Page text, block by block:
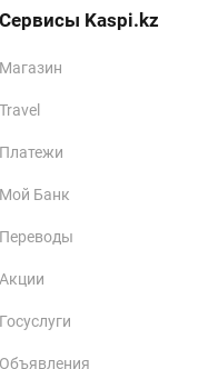
Сервисы Kaspi.kz
Магазин
Travel
Платежи
Мой Банк
Переводы
Акции
Госуслуги
Объявления